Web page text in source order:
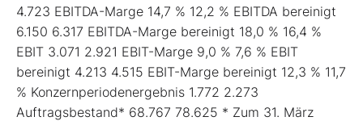
4.723 EBITDA-Marge 14,7 % 12,2 % EBITDA bereinigt
6.150 6.317 EBITDA-Marge bereinigt 18,0 % 16,4 %
EBIT 3.071 2.921 EBIT-Marge 9,0 % 7,6 % EBIT
bereinigt 4.213 4.515 EBIT-Marge bereinigt 12,3 % 11,7
% Konzernperiodenergebnis 1.772 2.273
Auftragsbestand* 68.767 78.625 * Zum 31. März